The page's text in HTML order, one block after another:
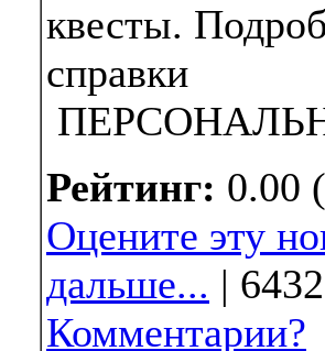
квесты.
справки
Рейтинг: 0.00
Оцените эту
дальше... |
Комментарии?